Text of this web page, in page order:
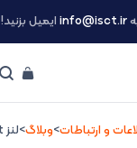
info@isct.irایمیل بزنید!
و ارتباطات>وبلاگ>لنز Pinterest